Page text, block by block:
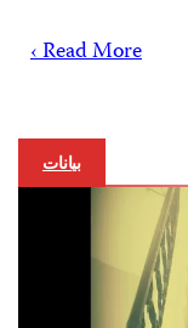
Read More ›
بيانات